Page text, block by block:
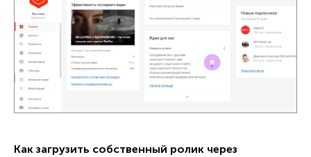
Как загрузить собственный ролик через